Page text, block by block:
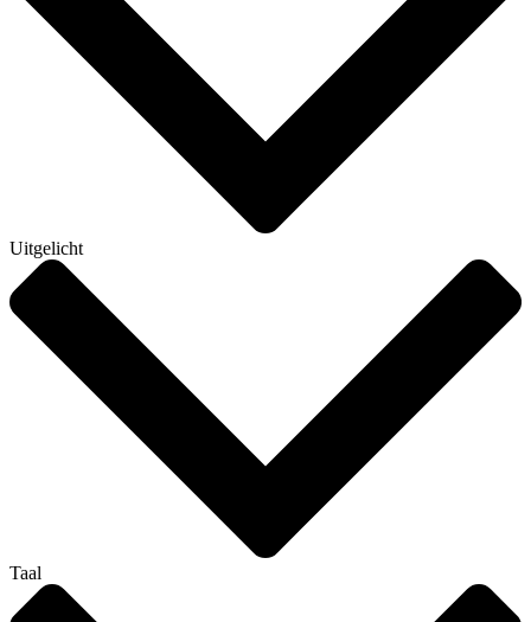
Uitgelicht
Taal